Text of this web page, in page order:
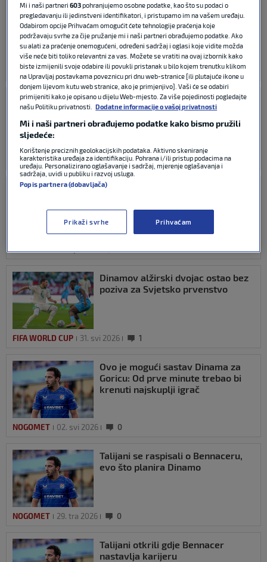
Bennacer na Maksimiru i iduće
sezone? Ovaj potez budi nadu
navijača Dinama
NOGOMET 05. srp 2026 0
Boban želi zadržati Bennacera,
iako Dinamo neće platiti 10 milijuna
eura: ‘Čekamo da riješi svoj status
NOGOMET 20. lip 2026 0
Gdje će Ismael Bennacer igrati
Ništa od Dinama
Dinamov alžirski dvojac ostao bez
poziva za Svjetsko prvenstvo
FIFA WORLD CUP 31. svi 2026 1
Ovo je mogući sastav Dinama za
Goricu: Od prve minute trebao bi
krenuti najskuplji igrač
NOGOMET 02. svi 2026 0
Talijani se raspisali o Bennaceru,
evo što planira Dinamo
NOGOMET 29. tra 2026 0
Talijani otkrili gdje Bennacer
nastavlja karijeru
Mi i naši partneri603pohranjujemo osobne podatke, kao što su podaci o
pregledavanju ili jedinstveni identifikatori, i pristupamo im na vašem uređaju.
Odabirom opcije Prihvaćam omogućit ćete tehnologije praćenja koje
podržavaju svrhe za čije pružanje mi i naši partneri obrađujemo podatke. Ako
su alati za praćenje onemogućeni, određeni sadržaj i oglasi koje vidite možda
više neće biti toliko relevantni za vas. Možete se vratiti na ovaj izbornik kako
biste izmijenili svoje odabire ili povukli pristanak u bilo kojem trenutku klikom
na Upravljaj postavkama poveznicu pri dnu web-stranice [ili plutajuće ikone u
donjem lijevom kutu web stranice, ako je primjenjivo]. Vaši će se odabiri
primijeniti kako je opisano u dijelu Web-mjesto. Za više pojedinosti pogledajte
našu Politiku privatnosti.
Dodatne informacije o vašoj privatnosti
Mi i naši partneri obrađujemo podatke kako bismo pružili
sljedeće:
Korištenje preciznih geolokacijskih podataka. Aktivno skeniranje
karakteristika uređaja za identifikaciju. Pohrana i/ili pristup podacima na
uređaju. Personalizirano oglašavanje i sadržaj, mjerenje oglašavanja i
sadržaja, uvidi u publiku i razvoj usluga.
Popis partnera (dobavljača)
Prikaži svrhe Prihvaćam